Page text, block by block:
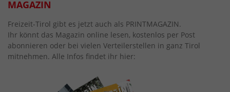
MAGAZIN
Freizeit-Tirol gibt es jetzt auch als PRINTMAGAZIN.
Ihr könnt das Magazin online lesen, kostenlos per Post
abonnieren oder bei vielen Verteilerstellen in ganz Tirol
mitnehmen. Alle Infos findet ihr hier: